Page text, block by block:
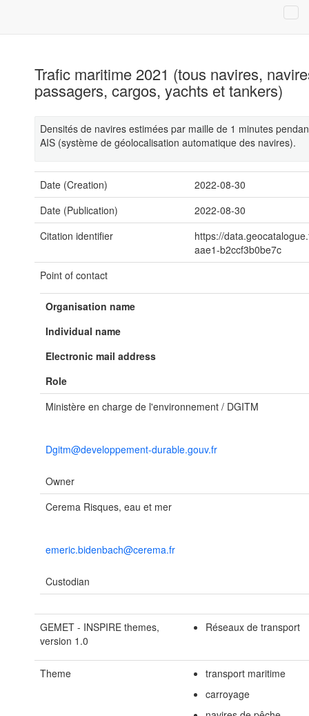
Trafic maritime 2021 (tous navires,
passagers, cargos, yachts et tankers)
Densités de navires estimées par maille de 1 minutes
AIS (système de géolocalisation automatique des navires).
Date (Creation)
2022-08-30
Date (Publication)
2022-08-30
Citation identifier
https://
aae1-b2ccf3b0be7c
Point of contact
Organisation name
Individual name
Electronic mail address
Role
Ministère en charge de l'environnement / DGITM
Dgitm@developpement-durable.gouv.fr
Owner
Cerema Risques, eau et mer
emeric.bidenbach@cerema.fr
Custodian
GEMET - INSPIRE themes,
version 1.0
Réseaux de transport
Theme
transport maritime
carroyage